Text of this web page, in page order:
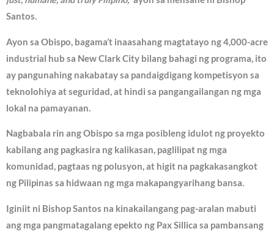
Santos.
Ayon sa Obispo, bagama’t inaasahang magtatayo ng 4,000-acre
industrial hub sa New Clark City bilang bahagi ng programa, ito
ay pangunahing nakabatay sa pandaigdigang kompetisyon sa
teknolohiya at seguridad, at hindi sa pangangailangan ng mga
lokal na pamayanan.
Nagbabala rin ang Obispo sa mga posibleng idulot ng proyekto
kabilang ang pagkasira ng kalikasan, paglilipat ng mga
komunidad, pagtaas ng polusyon, at higit na pagkakasangkot
ng Pilipinas sa hidwaan ng mga makapangyarihang bansa.
Iginiit ni Bishop Santos na kinakailangang pag-aralan mabuti
ang mga pangmatagalang epekto ng Pax Sillica sa pambansang